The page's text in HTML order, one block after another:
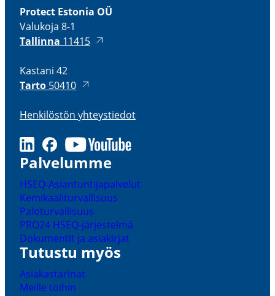
Protect Estonia OÜ
Valukoja 8-1
Tallinna 11415
Kastani 42
Tarto 50410
Henki­löstön yhteys­tiedot
LinkedInFacebook
Youtube
Palve­lumme
HSEQ-​Asiantuntijapalvelut
Kemikaa­li­tur­val­lisuus
Palotur­val­lisuus
PRO24 HSEQ-​järjestelmä
Dokumentit ja asiakirjat
Tutustu myös
Asiakas­ta­rinat
Meille töihin